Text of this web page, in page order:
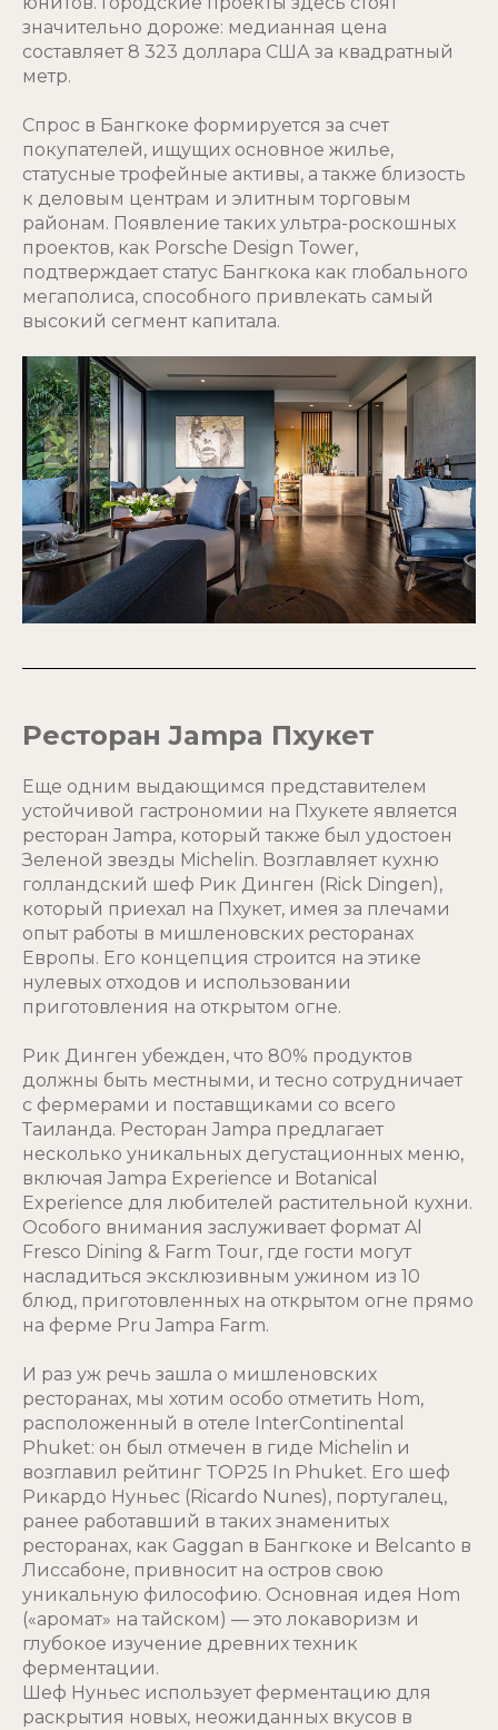
значительно дороже: медианная цена
составляет 8 323 доллара США за квадратный
метр.
Спрос в Бангкоке формируется за счет
покупателей, ищущих основное жилье,
статусные трофейные активы, а также близость
к деловым центрам и элитным торговым
районам. Появление таких ультра-роскошных
проектов, как Porsche Design Tower,
подтверждает статус Бангкока как глобального
мегаполиса, способного привлекать самый
высокий сегмент капитала.
Ресторан Jampa Пхукет
Еще одним выдающимся представителем
устойчивой гастрономии на Пхукете является
ресторан Jampa, который также был удостоен
Зеленой звезды Michelin. Возглавляет кухню
голландский шеф Рик Динген (Rick Dingen),
который приехал на Пхукет, имея за плечами
опыт работы в мишленовских ресторанах
Европы. Его концепция строится на этике
нулевых отходов и использовании
приготовления на открытом огне.
Рик Динген убежден, что 80% продуктов
должны быть местными, и тесно сотрудничает
с фермерами и поставщиками со всего
Таиланда. Ресторан Jampa предлагает
несколько уникальных дегустационных меню,
включая Jampa Experience и Botanical
Experience для любителей растительной кухни.
Особого внимания заслуживает формат Al
Fresco Dining & Farm Tour, где гости могут
насладиться эксклюзивным ужином из 10
блюд, приготовленных на открытом огне прямо
на ферме Pru Jampa Farm.
И раз уж речь зашла о мишленовских
ресторанах, мы хотим особо отметить Hom,
расположенный в отеле InterContinental
Phuket: он был отмечен в гиде Michelin и
возглавил рейтинг TOP25 In Phuket. Его шеф
Рикардо Нуньес (Ricardo Nunes), португалец,
ранее работавший в таких знаменитых
ресторанах, как Gaggan в Бангкоке и Belcanto в
Лиссабоне, привносит на остров свою
уникальную философию. Основная идея Hom
(«аромат» на тайском) — это локаворизм и
глубокое изучение древних техник
ферментации.
Шеф Нуньес использует ферментацию для
раскрытия новых, неожиданных вкусов в